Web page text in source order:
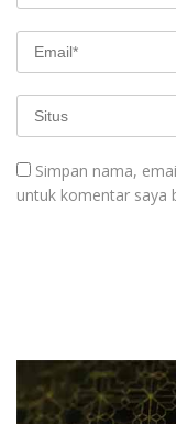
Simpan nama,
untuk komentar saya